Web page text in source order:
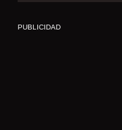
PUBLICIDAD